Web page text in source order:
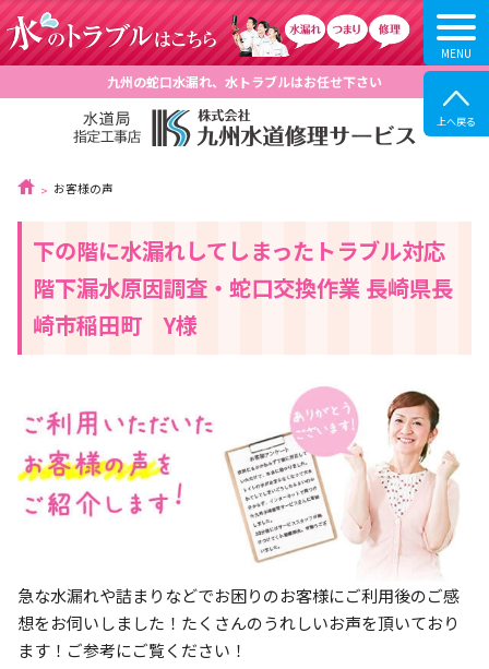
九州の蛇口水漏れ、水トラブルはお任せ下さい
お客様の声
下の階に水漏れしてしまったトラブル対応
階下漏水原因調査・蛇口交換作業 長崎県長
崎市稲田町 Y様
急な水漏れや詰まりなどでお困りのお客様にご利用後のご感
想をお伺いしました！たくさんのうれしいお声を頂いており
ます！ご参考にご覧ください！